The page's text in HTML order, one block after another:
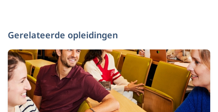
Gerelateerde opleidingen